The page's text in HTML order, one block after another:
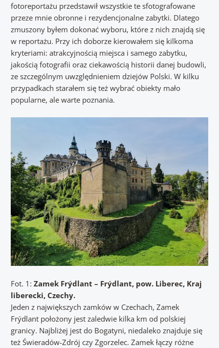
fotoreportażu przedstawił wszystkie te sfotografowane
przeze mnie obronne i rezydencjonalne zabytki. Dlatego
zmuszony byłem dokonać wyboru, które z nich znajdą się
w reportażu. Przy ich doborze kierowałem się kilkoma
kryteriami: atrakcyjnością miejsca i samego zabytku,
jakością fotografii oraz ciekawością historii danej budowli,
ze szczególnym uwzględnieniem dziejów Polski. W kilku
przypadkach starałem się też wybrać obiekty mało
popularne, ale warte poznania.
Fot. 1: Zamek Frýdlant – Frýdlant, pow. Liberec, Kraj
liberecki, Czechy.
Jeden z największych zamków w Czechach, Zamek
Frýdlant położony jest zaledwie kilka km od polskiej
granicy. Najbliżej jest do Bogatyni, niedaleko znajduje się
też Świeradów-Zdrój czy Zgorzelec. Zamek łączy różne